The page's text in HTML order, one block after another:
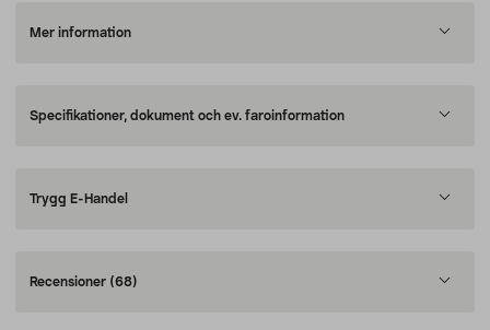
Mer information
Specifikationer, dokument och ev. faroinformation
Trygg E-Handel
Recensioner (68)